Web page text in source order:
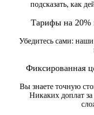
подсказать, как
Тарифы на 20%
Убедитесь сами:
Фиксированная
Вы знаете точную
Никаких доплат